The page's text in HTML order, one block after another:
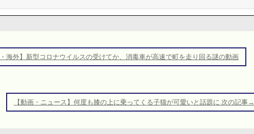
海外】新型コロナウイルスの受けてか、消毒車が高速で町を走り回る謎の動画
【動画・ニュース】何度も膝の上に乗ってくる子猫が可愛いと話題に 次の記事→